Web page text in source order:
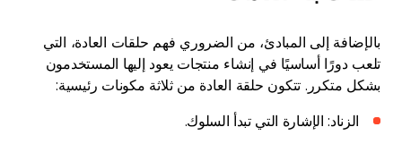
بالإضافة إلى المبادئ، من الضروري فهم حلقات العادة، التي
تلعب دورًا أساسيًا في إنشاء منتجات يعود إليها المستخدمون
بشكل متكرر. تتكون حلقة العادة من ثلاثة مكونات رئيسية:
الزناد: الإشارة التي تبدأ السلوك.